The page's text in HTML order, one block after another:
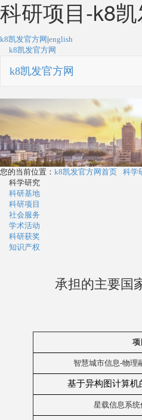
科研项目-k8
k8凯发官方网 |english
k8凯发官方网
k8凯发官方网
您的当前位置： k8凯发官方网首页 科学
科学研究
科研基地
科研项目
社会服务
学术活动
科研获奖
知识产权
承担的主要国
项
智慧城市信息-物理
基于异构图计算
星载信息系